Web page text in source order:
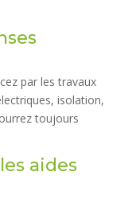
par les travaux
isolation,
toujours
aides